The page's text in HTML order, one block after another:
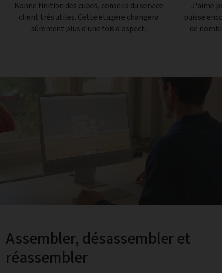
Bonne finition des cubes, conseils du service
client très utiles. Cette étagère changera
sûrement plus d'une fois d'aspect.
J'aime
puisse
de
Assembler, désassembler et
réassembler